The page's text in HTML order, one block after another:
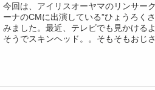
今回は、アイリスオーヤマのリンサー
ーナのCMに出演している”ひょうろく
みました。最近、テレビでも見かける
そうでスキンヘッド。。そもそもおじ